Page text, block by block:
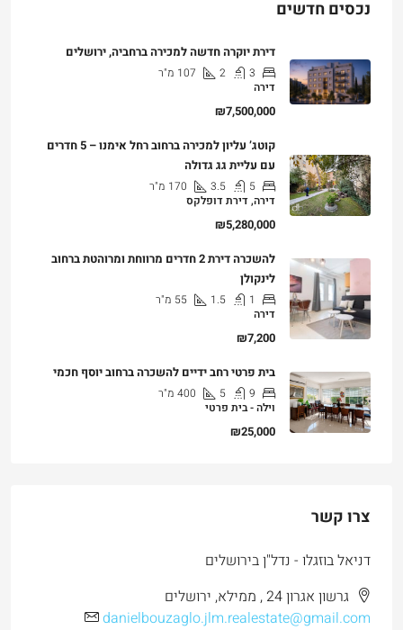
נכסים חדשים
דירת יוקרה חדשה למכירה ברחביה, ירושלים
3
2
107 מ"ר
דירה
₪7,500,000
קוטג’ עליון למכירה ברחוב רחל אימנו – 5 חדרים
עם עליית גג גדולה
5
3.5
170 מ"ר
דירה, דירת דופלקס
₪5,280,000
להשכרה דירת 2 חדרים מרווחת ומרוהטת ברחוב
לינקולן
1
1.5
55 מ"ר
דירה
₪7,200
בית פרטי רחב ידיים להשכרה ברחוב יוסף חכמי
9
5
400 מ"ר
וילה - בית פרטי
₪25,000
צרו קשר
דניאל בוזגלו - נדל"ן בירושלים
גרשון אגרון 24 , ממילא, ירושלים
danielbouzaglo.jlm.realestate@gmail.com